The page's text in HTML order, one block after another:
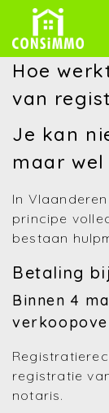
Hoe
van
Je kan
maar
In
principe
bestaan
Betaling
Binnen 4
registratie
notaris.